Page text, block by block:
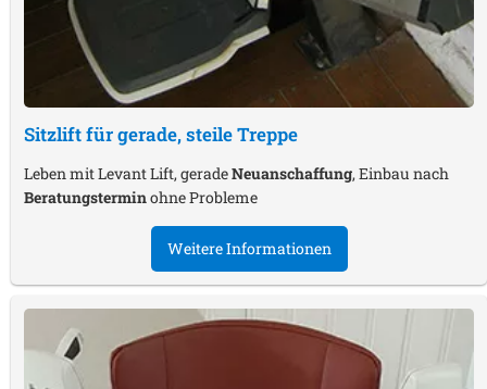
Sitzlift für gerade, steile Treppe
Leben mit Levant Lift, geradeNeuanschaffung, Einbau nach
Beratungsterminohne Probleme
Weitere Informationen